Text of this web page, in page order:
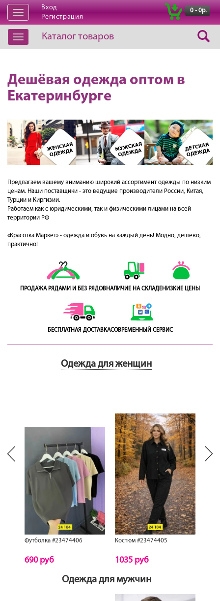
Открыть
навигацию
Вход
Регистрация
0 - 0р.
Открыть
навигацию
Каталог товаров
Дешёвая одежда оптом в
Екатеринбурге
Предлагаем вашему вниманию широкий ассортимент одежды по низким
ценам. Наши поставщики - это ведущие производители России, Китая,
Турции и Киргизии.
Работаем как с юридическими, так и физическими лицами на всей
территории РФ
«Красотка Маркет» - одежда и обувь на каждый день! Модно, дешево,
практично!
ПРОДАЖА РЯДАМИ И БЕЗ РЯДОВНАЛИЧИЕ НА СКЛАДЕНИЗКИЕ ЦЕНЫ
БЕСПЛАТНАЯ ДОСТАВКАСОВРЕМЕННЫЙ СЕРВИС
Одежда для женщин
Футболка #23474406
690 руб
Костюм #23474405
1035 руб
Next
Одежда для мужчин